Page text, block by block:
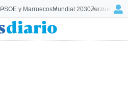
PSOE y MarruecosMundial 2030Zarzuela y